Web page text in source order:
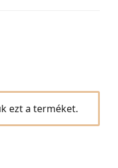
ezt a terméket.